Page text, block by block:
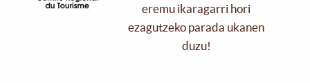
eremu ikaragarri hori
ezagutzeko parada ukanen
duzu!